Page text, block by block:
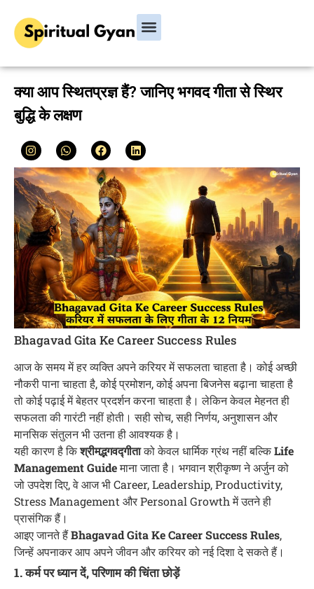
क्या आप स्थितप्रज्ञ हैं? जानिए भगवद गीता से स्थिर
बुद्धि के लक्षण
Bhagavad Gita Ke Career Success Rules
आज के समय में हर व्यक्ति अपने करियर में सफलता चाहता है। कोई अच्छी
नौकरी पाना चाहता है, कोई प्रमोशन, कोई अपना बिजनेस बढ़ाना चाहता है
तो कोई पढ़ाई में बेहतर प्रदर्शन करना चाहता है। लेकिन केवल मेहनत ही
सफलता की गारंटी नहीं होती। सही सोच, सही निर्णय, अनुशासन और
मानसिक संतुलन भी उतना ही आवश्यक है।
यही कारण है किश्रीमद्भगवद्गीताको केवल धार्मिक ग्रंथ नहीं बल्किLife
Management Guideमाना जाता है। भगवान श्रीकृष्ण ने अर्जुन को
जो उपदेश दिए, वे आज भी Career, Leadership, Productivity,
Stress Management और Personal Growth में उतने ही
प्रासंगिक हैं।
आइए जानते हैंBhagavad Gita Ke Career Success Rules,
जिन्हें अपनाकर आप अपने जीवन और करियर को नई दिशा दे सकते हैं।
1. कर्म पर ध्यान दें, परिणाम की चिंता छोड़ें